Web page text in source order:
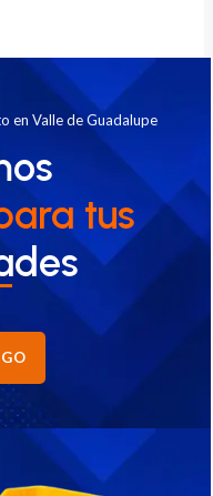
en Valle de Guadalupe
tus